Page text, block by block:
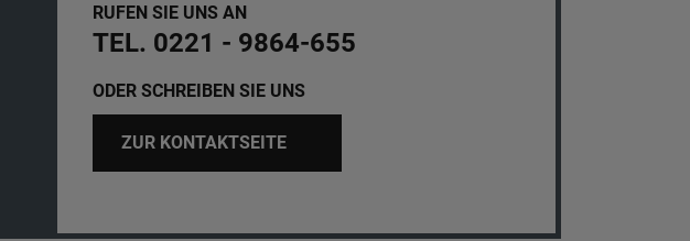
RUFEN SIE UNS AN
TEL. 0221 - 9864-655
ODER SCHREIBEN SIE UNS
ZUR KONTAKTSEITE